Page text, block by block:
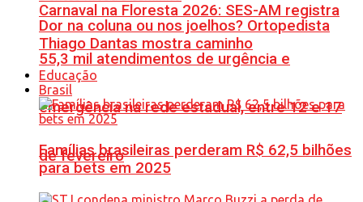
Carnaval na Floresta 2026: SES-AM registra
55,3 mil atendimentos de urgência e
emergência na rede estadual, entre 12 e 17
de fevereiro
Dor na coluna ou nos joelhos? Ortopedista
Thiago Dantas mostra caminho
Educação
Brasil
Famílias brasileiras perderam R$ 62,5 bilhões
para bets em 2025